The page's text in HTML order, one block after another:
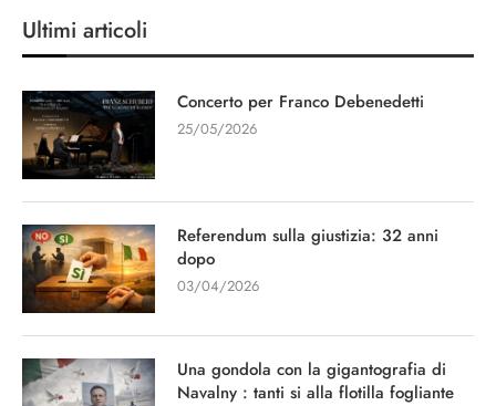
Ultimi articoli
Concerto per Franco Debenedetti
25/05/2026
Referendum sulla giustizia: 32 anni
dopo
03/04/2026
Una gondola con la gigantografia di
Navalny : tanti si alla flotilla fogliante